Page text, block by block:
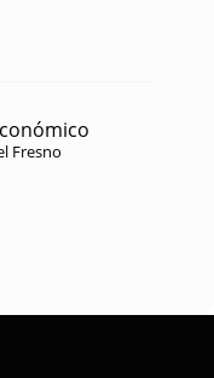
Fresno